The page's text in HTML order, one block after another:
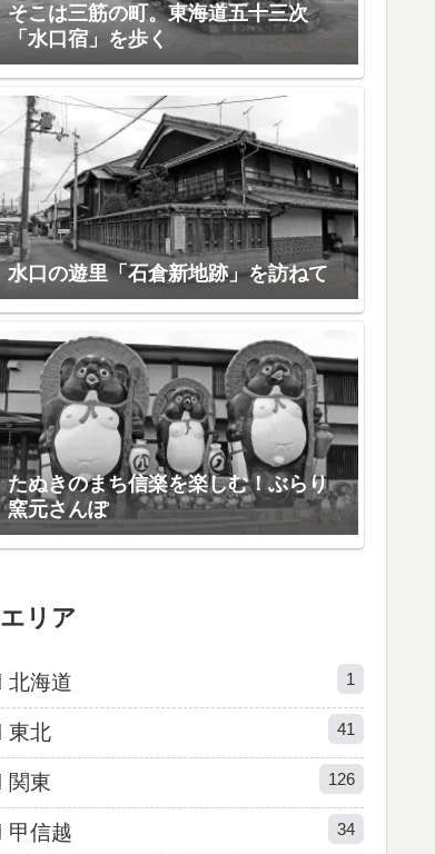
そこは三筋の町。東海道五十三次
「水口宿」を歩く
水口の遊里「石倉新地跡」を訪ねて
たぬきのまち信楽を楽しむ！ぶらり
窯元さんぽ
エリア
北海道 1
東北 41
関東 126
甲信越 34